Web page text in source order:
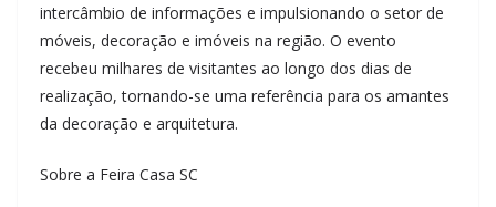
intercâmbio de informações e impulsionando o setor de
móveis, decoração e imóveis na região. O evento
recebeu milhares de visitantes ao longo dos dias de
realização, tornando-se uma referência para os amantes
da decoração e arquitetura.
Sobre a Feira Casa SC